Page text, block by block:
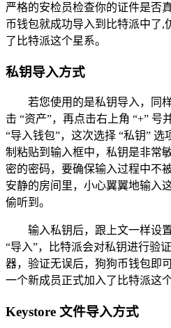
严格的安检员检查你的证件是否
币钱包就成功导入到比特派中了,
了比特派这个星系。
私钥导入方式
若您使用的是私钥导入，同
击 “资产”，再点击右上角 “+” 号
“导入钱包”，这次选择 “私钥”
制粘贴到输入框中，私钥是非常
密的密码，要确保输入过程中不
安静的房间里，小心翼翼地输入
偷听到。
输入私钥后，跟上文一样设
“导入”，比特派会对私钥进行验
器，验证无误后，狗狗币钱包即
一个新成员正式加入了比特派这
Keystore 文件导入方式